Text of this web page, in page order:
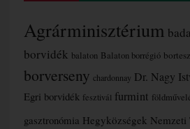
Agrárminisztérium
borvidék balaton Balaton borrégió
borverseny chardonnay Dr. Nagy
Egri borvidék fesztivál furmint
gasztronómia Hegyközségek Nemzeti